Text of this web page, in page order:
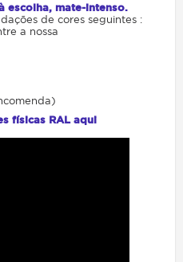
escolha, mate-intenso.
de cores seguintes :
a nossa
físicas RAL aqui